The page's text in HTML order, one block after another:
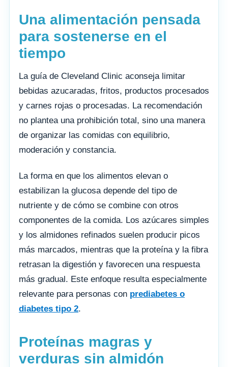
Una alimentación pensada
para sostenerse en el
tiempo
La guía de Cleveland Clinic aconseja limitar
bebidas azucaradas, fritos, productos procesados
y carnes rojas o procesadas. La recomendación
no plantea una prohibición total, sino una manera
de organizar las comidas con equilibrio,
moderación y constancia.
La forma en que los alimentos elevan o
estabilizan la glucosa depende del tipo de
nutriente y de cómo se combine con otros
componentes de la comida. Los azúcares simples
y los almidones refinados suelen producir picos
más marcados, mientras que la proteína y la fibra
retrasan la digestión y favorecen una respuesta
más gradual. Este enfoque resulta especialmente
relevante para personas con prediabetes o
diabetes tipo 2.
Proteínas magras y
verduras sin almidón